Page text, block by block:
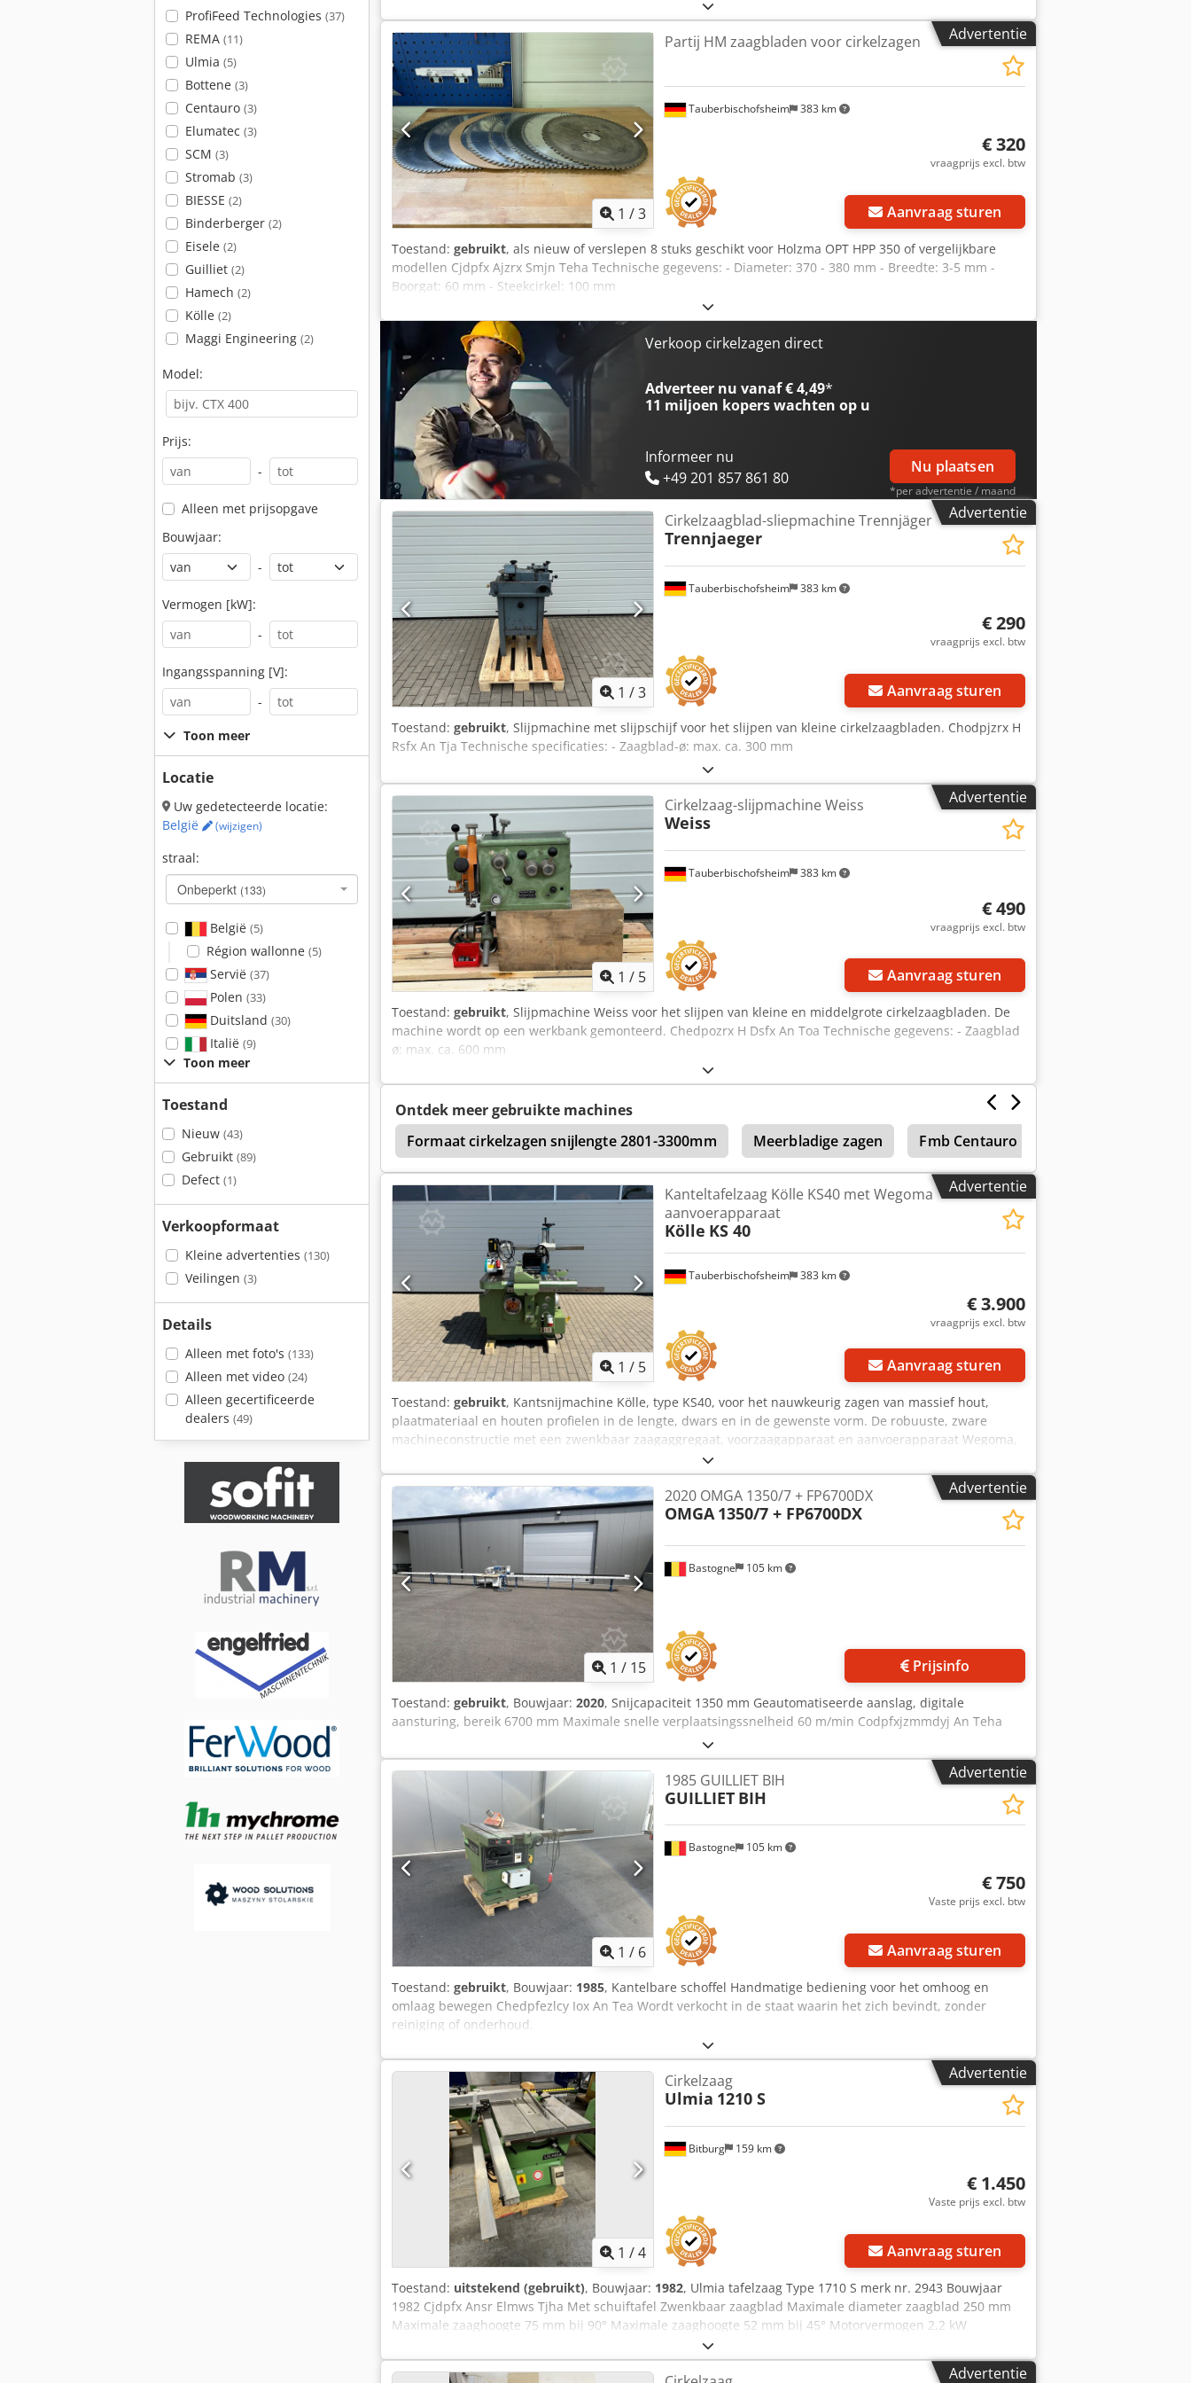
ProfiFeed Technologies (37)
REMA (11)
Ulmia (5)
Bottene (3)
Centauro (3)
Elumatec (3)
SCM (3)
Stromab (3)
BIESSE (2)
Binderberger (2)
Eisele (2)
Guilliet (2)
Hamech (2)
Kölle (2)
Maggi Engineering (2)
Model:
Prijs:
-
Alleen met prijsopgave
Bouwjaar:
-
Vermogen [kW]:
-
Ingangsspanning [V]:
-
Toon meer
Locatie
Uw gedetecteerde locatie:
België
(wijzigen)
straal:
Onbeperkt (133)
België (5)
Région wallonne (5)
Servië (37)
Polen (33)
Duitsland (30)
Italië (9)
Toon meer
Toestand
Nieuw (43)
Gebruikt (89)
Defect (1)
Verkoopformaat
Kleine advertenties (130)
Veilingen (3)
Details
Alleen met foto's (133)
Alleen met video (24)
Alleen gecertificeerde
dealers (49)
Advertentie
1 /3
Tauberbischofsheim 383 km
Partij HM zaagbladen voor cirkelzagen
€ 320
vraagprijs excl. btw
Aanvraag sturen
Toestand: gebruikt, als nieuw of verslepen 8 stuks geschikt voor Holzma OPT HPP 350 of vergelijkbare
modellen Cjdpfx Ajzrx Smjn Teha Technische gegevens: - Diameter: 370 - 380 mm - Breedte: 3-5 mm -
Boorgat: 60 mm - Steekcirkel: 100 mm
Verkoop cirkelzagen direct
Adverteer nu vanaf € 4,49*
11 miljoen koperswachten op u
Informeer nu
+49 201 857 861 80
Nu plaatsen
*per advertentie / maand
Advertentie
1 /3
Tauberbischofsheim 383 km
Cirkelzaagblad-sliepmachine Trennjäger
Trennjaeger
€ 290
vraagprijs excl. btw
Aanvraag sturen
Toestand: gebruikt, Slijpmachine met slijpschijf voor het slijpen van kleine cirkelzaagbladen. Chodpjzrx H
Rsfx An Tja Technische specificaties: - Zaagblad-ø: max. ca. 300 mm
Advertentie
1 / 5
Tauberbischofsheim 383 km
Cirkelzaag-slijpmachine Weiss
Weiss
€ 490
vraagprijs excl. btw
Aanvraag sturen
Toestand: gebruikt, Slijpmachine Weiss voor het slijpen van kleine en middelgrote cirkelzaagbladen. De
machine wordt op een werkbank gemonteerd. Chedpozrx H Dsfx An Toa Technische gegevens: - Zaagblad
ø: max. ca. 600 mm
Ontdek meer gebruikte machines
Formaat cirkelzagen snijlengte 2801-3300mm
Meerbladige zagen Fmb Centauro
Euromac
Advertentie
1 / 5
Tauberbischofsheim 383 km
Kanteltafelzaag Kölle KS40 met Wegoma
aanvoerapparaat
Kölle KS 40
€ 3.900
vraagprijs excl. btw
Aanvraag sturen
Toestand: gebruikt, Kantsnijmachine Kölle, type KS40, voor het nauwkeurig zagen van massief hout,
plaatmateriaal en houten profielen in de lengte, dwars en in de gewenste vorm. De robuuste, zware
machineconstructie met een zwenkbaar zaagaggregaat, voorzaagapparaat en aanvoerapparaat Wegoma,
type VS48K, is bijzonder geschikt voor timmerwerkplaatsen, meubelmakerijen en voor veelzijdig gebruik in
de werkplaats. Codpfezrxbnox An Tsha Technische gegevens: - Zaagbreedte: ca. 850 mm - Motor: 7,5 kW -
Zwenkbaar: 45°
Advertentie
1 / 15
Bastogne 105 km
2020 OMGA 1350/7 + FP6700DX
OMGA 1350/7 + FP6700DX
Prijsinfo
Toestand: gebruikt, Bouwjaar: 2020, Snijcapaciteit 1350 mm Geautomatiseerde aanslag, digitale
aansturing, bereik 6700 mm Maximale snelle verplaatsingssnelheid 60 m/min Codpfxjzmmdyj An Teha
Advertentie
1 / 6
Bastogne 105 km
1985 GUILLIET BIH
GUILLIET BIH
€ 750
Vaste prijs excl. btw
Aanvraag sturen
Toestand: gebruikt, Bouwjaar: 1985, Kantelbare schoffel Handmatige bediening voor het omhoog en
omlaag bewegen Chedpfezlcy Iox An Tea Wordt verkocht in de staat waarin het zich bevindt, zonder
reiniging of onderhoud.
Advertentie
1 /4
Bitburg 159 km
Cirkelzaag
Ulmia 1210 S
€ 1.450
Vaste prijs excl. btw
Aanvraag sturen
Toestand: uitstekend (gebruikt), Bouwjaar: 1982, Ulmia tafelzaag Type 1710 S merk nr. 2943 Bouwjaar
1982 Cjdpfx Ansr Elmws Tjha Met schuiftafel Zwenkbaar zaagblad Maximale diameter zaagblad 250 mm
Maximale zaaghoogte 75 mm bij 90° Maximale zaaghoogte 52 mm bij 45° Motorvermogen 2,2 kW
Schuiftafel Schuiftafel 750 mm Hoogte tot bovenkant tafel 850 mm Diameter zuigaansluiting 100 mm
Gewicht: 121 kg Locatie: uit voorraad 54634 Bitburg - onmiddellijk beschikbaar -
Advertentie